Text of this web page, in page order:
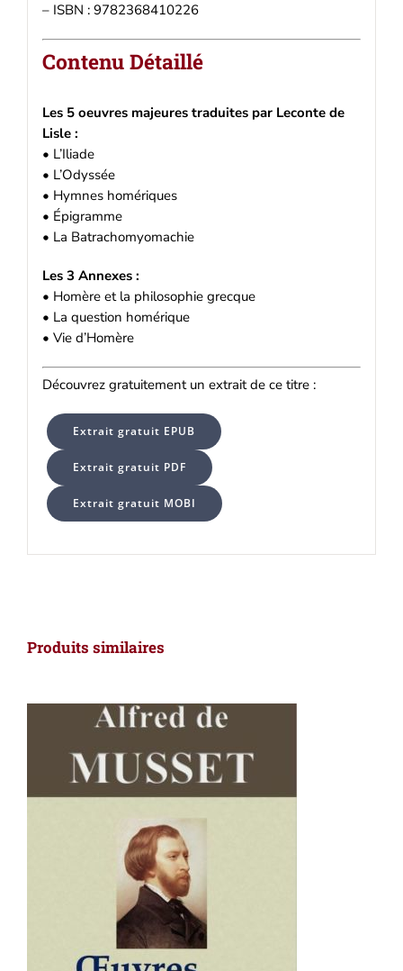
– ISBN : 9782368410226
Contenu Détaillé
Les 5 oeuvres majeures traduites par Leconte de
Lisle :
• L’Iliade
• L’Odyssée
• Hymnes homériques
• Épigramme
• La Batrachomyomachie
Les 3 Annexes :
• Homère et la philosophie grecque
• La question homérique
• Vie d’Homère
Découvrez gratuitement un extrait de ce titre :
Extrait gratuit EPUB
Extrait gratuit PDF
Extrait gratuit MOBI
Produits similaires
AJOUTER AU PANIER